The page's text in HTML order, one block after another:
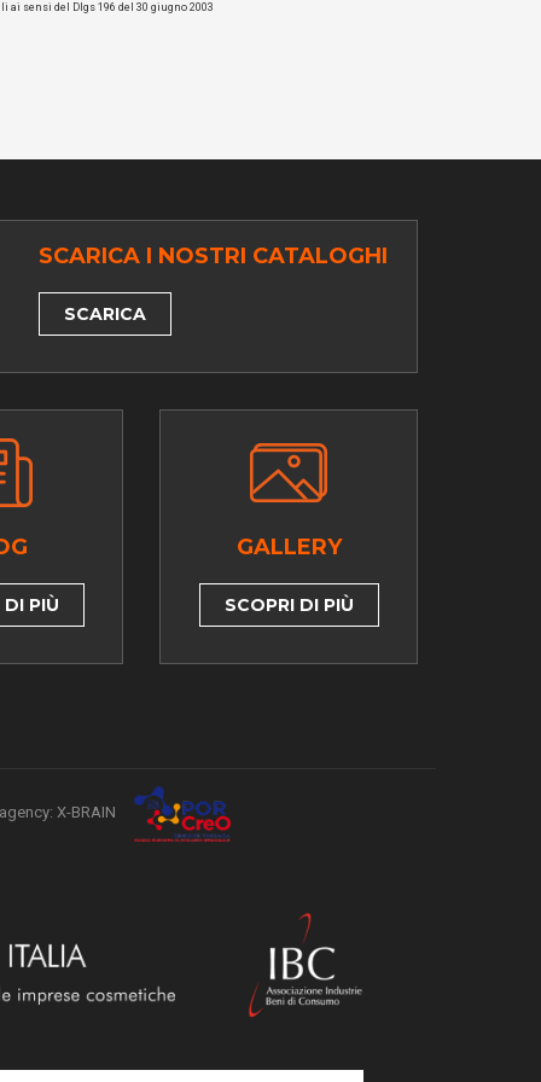
ai sensi del Dlgs 196 del 30 giugno 2003
SCARICA I NOSTRI CATALOGHI
SCARICA
DI PIÙ
GALLERY
SCOPRI DI PIÙ
X-BRAIN